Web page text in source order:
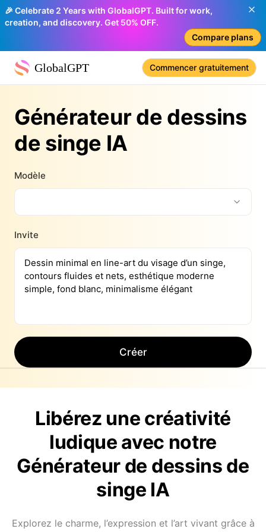
🎉 Celebrate 2 Years with GlobalGPT. Built for work,
creation, and discovery. Get 50% OFF.
Compare plans
GlobalGPT Commencer gratuitement
Générateur de dessins
de singe IA
Modèle
Invite
Créer
Libérez une créativité
ludique avec notre
Générateur de dessins de
singe IA
Explorez le charme, l’expression et l’art vivant grâce à